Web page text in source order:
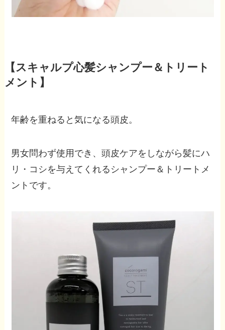
【スキャルプ心髪シャンプー＆トリート
メント】
年齢を重ねると気になる頭皮。
男女問わず使用でき、頭皮ケアをしながら髪にハ
リ・コシを与えてくれるシャンプー＆トリートメ
ントです。